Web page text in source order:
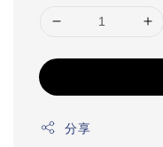
分享